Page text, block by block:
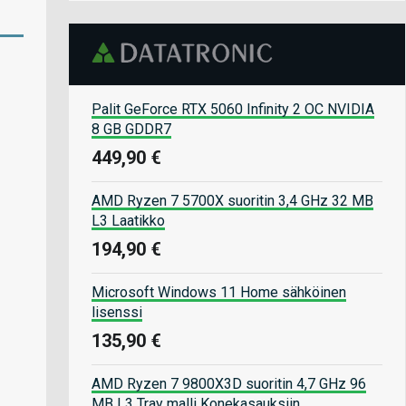
Palit GeForce RTX 5060 Infinity 2 OC NVIDIA
8 GB GDDR7
449,90 €
AMD Ryzen 7 5700X suoritin 3,4 GHz 32 MB
L3 Laatikko
194,90 €
Microsoft Windows 11 Home sähköinen
lisenssi
135,90 €
AMD Ryzen 7 9800X3D suoritin 4,7 GHz 96